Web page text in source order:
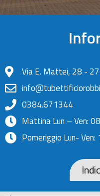
Via E. Mattei, 28 -
0384.671344
Mattina Lun – Ven:
Pomeriggio Lun-